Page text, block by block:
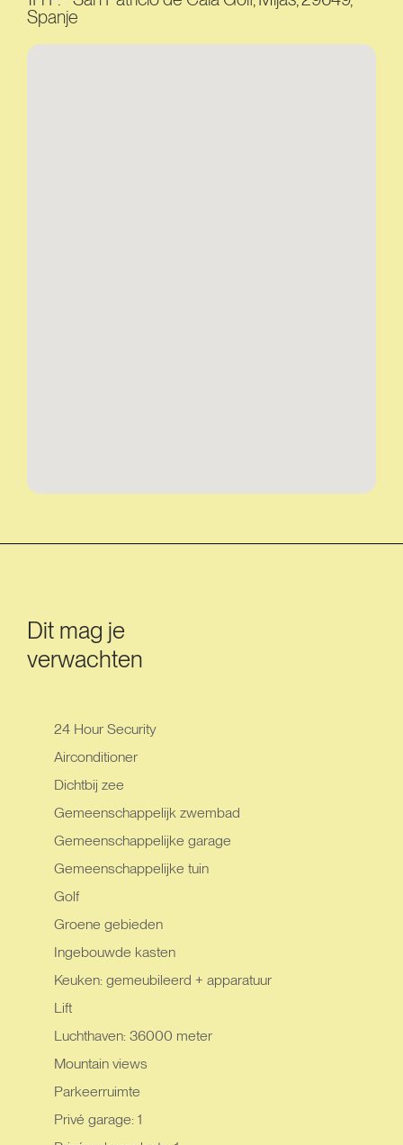
Spanje
Dit mag je
verwachten
24 Hour Security
Airconditioner
Dichtbij zee
Gemeenschappelijk zwembad
Gemeenschappelijke garage
Gemeenschappelijke tuin
Golf
Groene gebieden
Ingebouwde kasten
Keuken: gemeubileerd + apparatuur
Lift
Luchthaven: 36000 meter
Mountain views
Parkeerruimte
Privé garage: 1